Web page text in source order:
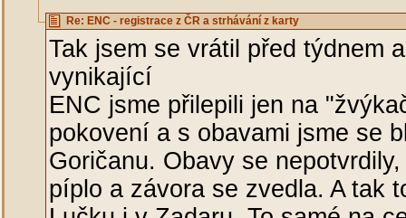
Re: ENC - registrace z ČR a strhávání z karty
Tak jsem se vrátil před týdnem
vynikající
ENC jsme přilepili jen na
pokovení a s obavami jsme se
Goričanu. Obavy se
píplo a závora se zvedla. A tak